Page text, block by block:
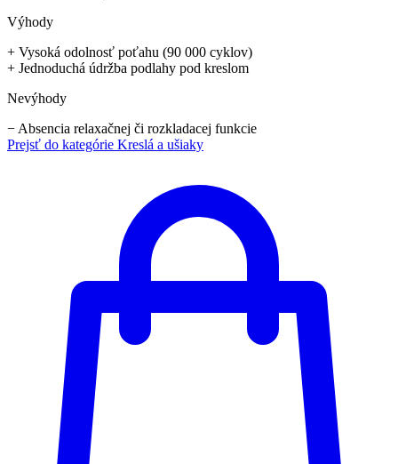
Výhody
+ Vysoká odolnosť poťahu (90 000 cyklov)
+ Jednoduchá údržba podlahy pod kreslom
Nevýhody
− Absencia relaxačnej či rozkladacej funkcie
Prejsť do kategórie Kreslá a ušiaky